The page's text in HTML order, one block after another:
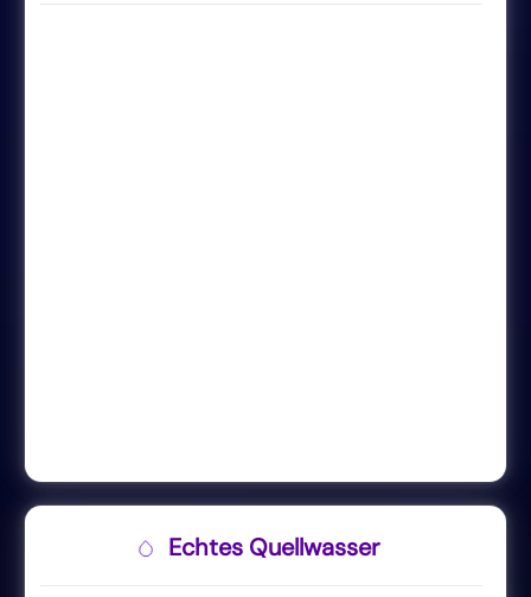
Echtes Quellwasser